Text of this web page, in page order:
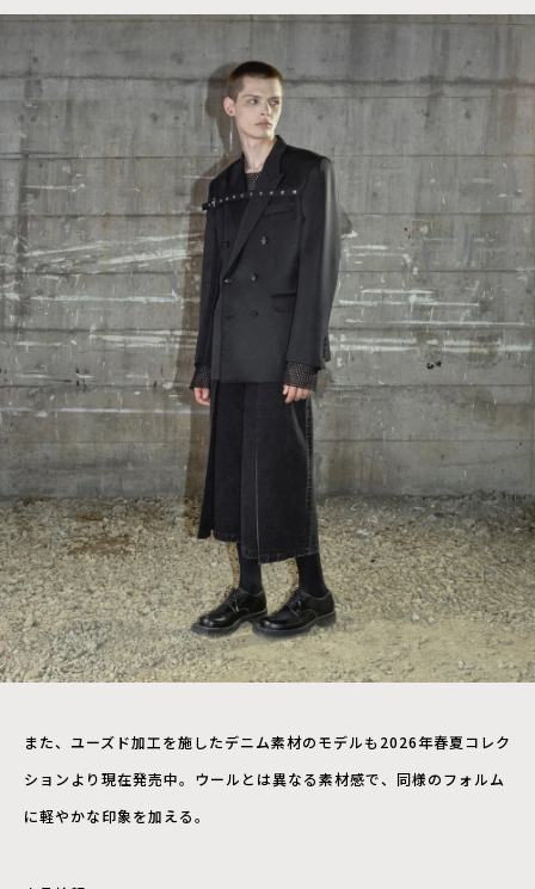
また、ユーズド加工を施したデニム素材のモデルも2026年春夏コレク
ションより現在発売中。ウールとは異なる素材感で、同様のフォルム
に軽やかな印象を加える。